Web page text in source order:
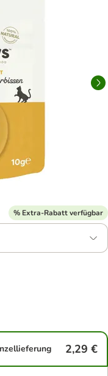
% Extra-Rabatt verfügbar
2,29 €